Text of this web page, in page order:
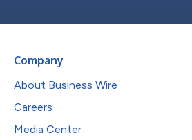
Company
About Business Wire
Careers
Media Center